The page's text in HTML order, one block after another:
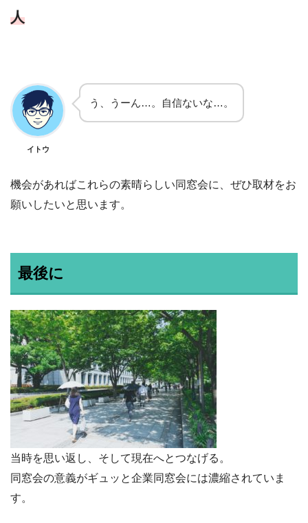
人
イトウ
う、うーん…。自信ないな…。
機会があればこれらの素晴らしい同窓会に、ぜひ取材をお
願いしたいと思います。
最後に
当時を思い返し、そして現在へとつなげる。
同窓会の意義がギュッと企業同窓会には濃縮されていま
す。